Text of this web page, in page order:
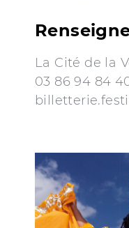
La Cité de la
03 86 94 84